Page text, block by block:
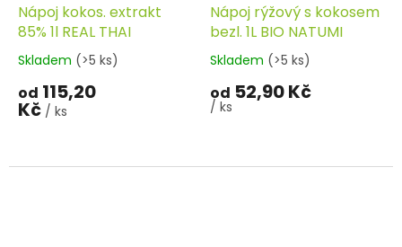
Nápoj kokos. extrakt
85% 1l REAL THAI
Skladem (>5 ks)
od 115,20
Kč / ks
Nápoj rýžový s kokosem
bezl. 1L BIO NATUMI
Skladem (>5 ks)
od 52,90 Kč
/ ks